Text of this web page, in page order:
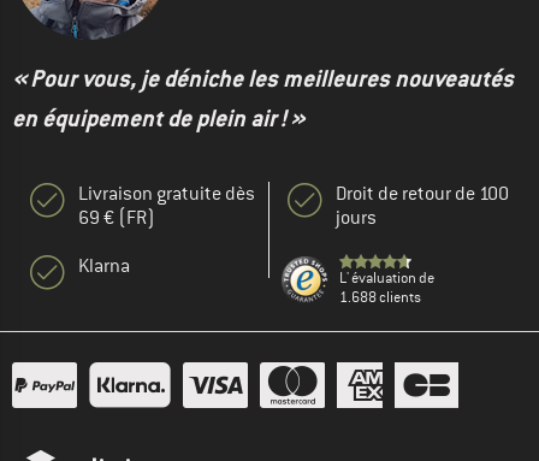
« Pour vous, je déniche les meilleures nouveautés
en équipement de plein air ! »
Livraison gratuite dès
69 € (FR)
Klarna
Droit de retour de 100
jours
L' évaluation de
1.688 clients